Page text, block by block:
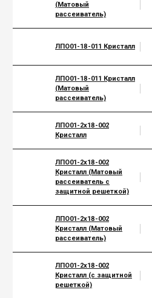
(Матовый
рассеиватель)
ЛПО01-18-011 Кристалл
ЛПО01-18-011 Кристалл
(Матовый
рассеиватель)
ЛПО01-2х18-002
Кристалл
ЛПО01-2х18-002
Кристалл (Матовый
рассеиватель с
защитной решеткой)
ЛПО01-2х18-002
Кристалл (Матовый
рассеиватель)
ЛПО01-2х18-002
Кристалл (с защитной
решеткой)